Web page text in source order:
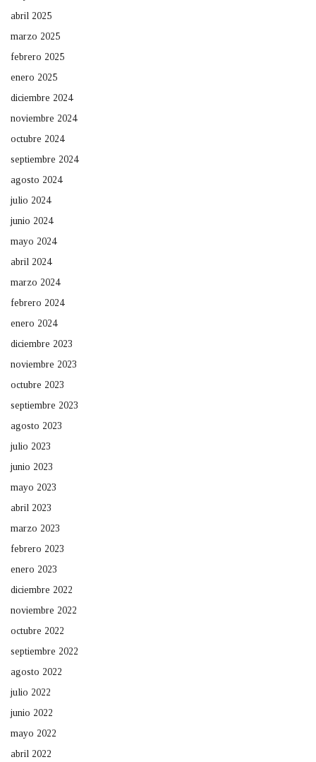
abril 2025
marzo 2025
febrero 2025
enero 2025
diciembre 2024
noviembre 2024
octubre 2024
septiembre 2024
agosto 2024
julio 2024
junio 2024
mayo 2024
abril 2024
marzo 2024
febrero 2024
enero 2024
diciembre 2023
noviembre 2023
octubre 2023
septiembre 2023
agosto 2023
julio 2023
junio 2023
mayo 2023
abril 2023
marzo 2023
febrero 2023
enero 2023
diciembre 2022
noviembre 2022
octubre 2022
septiembre 2022
agosto 2022
julio 2022
junio 2022
mayo 2022
abril 2022